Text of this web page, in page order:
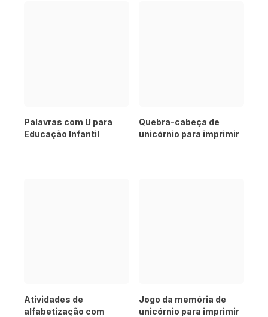
Palavras com U para
Educação Infantil
Quebra-cabeça de
unicórnio para imprimir
Atividades de
alfabetização com
Jogo da memória de
unicórnio para imprimir